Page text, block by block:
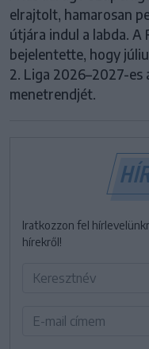
elrajtolt, hamarosan
útjára indul a labda. A
bejelentette, hogy
2. Liga 2026–2027-es
menetrendjét.
Iratkozzon fel
hírekről!